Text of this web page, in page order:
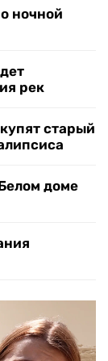
ночной
рек
старый
доме